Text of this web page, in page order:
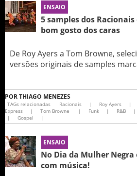
ENSAIO
5 samples dos
bom gosto dos caras
De Roy Ayers a Tom Browne,
versões originais de samples
PORTHIAGO MENEZES
TAGs relacionadas Racionais | Roy Ayers |
Express
| Tom Browne | Funk | R&B |
|
Gospel |
ENSAIO
No Dia da Mulher
com música!